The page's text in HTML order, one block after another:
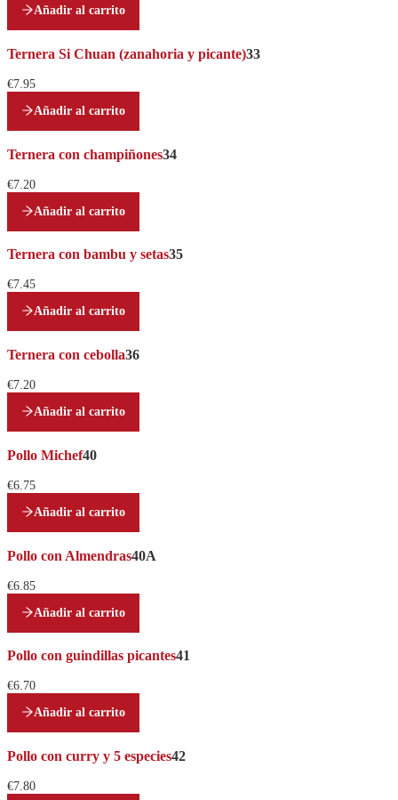
Añadir al carrito
Ternera Si Chuan (zanahoria y picante)33
€7.95
Añadir al carrito
Ternera con champiñones34
€7.20
Añadir al carrito
Ternera con bambu y setas35
€7.45
Añadir al carrito
Ternera con cebolla36
€7.20
Añadir al carrito
Pollo Michef40
€6.75
Añadir al carrito
Pollo con Almendras40A
€6.85
Añadir al carrito
Pollo con guindillas picantes41
€6.70
Añadir al carrito
Pollo con curry y 5 especies42
€7.80